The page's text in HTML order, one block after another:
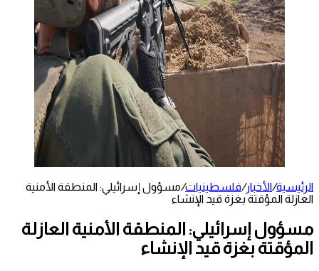
الرئيسية/الأخبار/فلسطينيات/مسؤول إسرائيلي: المنطقة الأمنية
العازلة المؤقتة بغزة قيد الإنشاء
مسؤول إسرائيلي: المنطقة الأمنية العازلة
المؤقتة بغزة قيد الإنشاء